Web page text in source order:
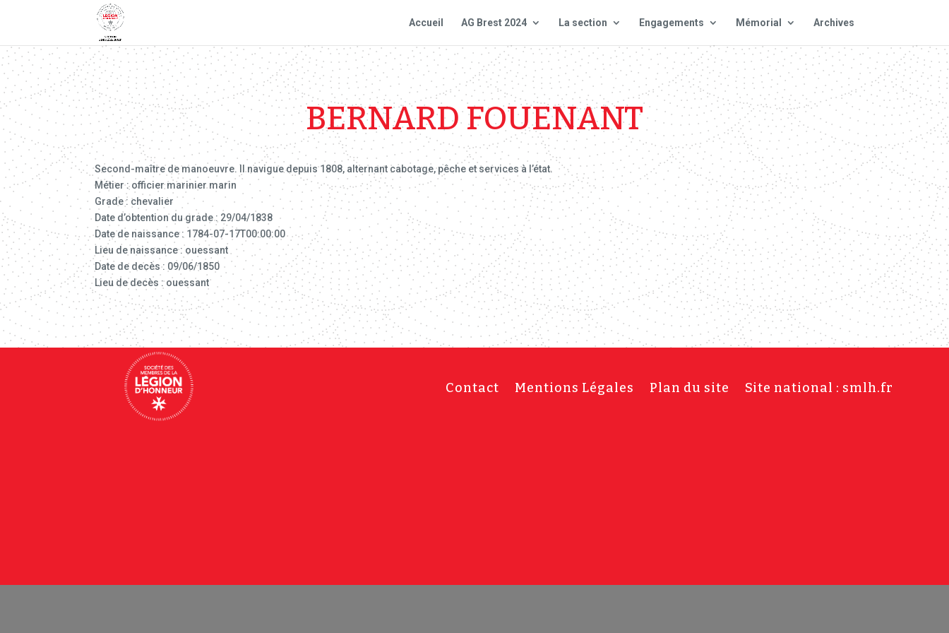
Accueil AG Brest 2024 La section Engagements Mémorial Archives
BERNARD FOUENANT
Second-maître de manoeuvre. Il navigue depuis 1808, alternant cabotage, pêche et services à l’état.
Métier : officier marinier marin
Grade : chevalier
Date d’obtention du grade : 29/04/1838
Date de naissance : 1784-07-17T00:00:00
Lieu de naissance : ouessant
Date de decès : 09/06/1850
Lieu de decès : ouessant
Contact Mentions Légales Plan du site Site national : smlh.fr